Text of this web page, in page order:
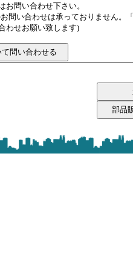
お問い合わせ下さい。
問い合わせは承っておりません。
わせお願い致します)